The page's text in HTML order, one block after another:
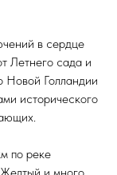
в сердце
Летнего сада и
Новой Голландии
исторического
по реке